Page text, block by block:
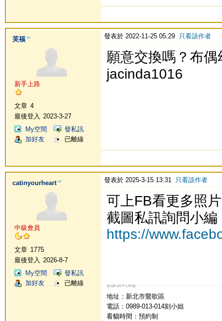
芙福
新手上路
文章 4
最後登入
2023-3-27
My空間
發私訊
加好友
已離線
發表於 2022-11-25 05:29 只看該作者
願意交換嗎？布
jacinda1016
catinyourheart
中級會員
文章 1775
最後登入
2026-8-7
My空間
發私訊
加好友
已離線
發表於 2025-3-15 13:31 只看該作者
可上FB看更多照
截圖私訊詢問小編
https://
地址：新北市鶯歌區
電話：0989-013-014刻小姐
看貓時間：預約制